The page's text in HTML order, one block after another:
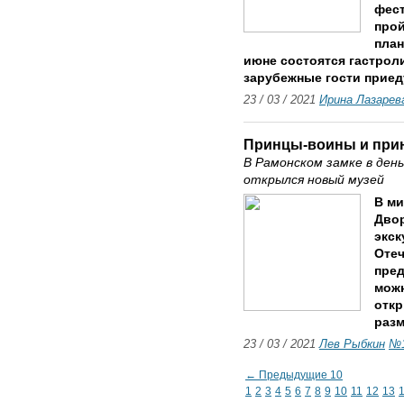
июне состоятся
зарубежные гости
23 / 03 / 2021 Ирина
Принцы-воины и
В Рамонском замке в
открылся новый музей
В
23 / 03 / 2021Лев Рыбкин
← Предыдущие 10
1 2 3 4 5 6 7 8 9 10 11 12 13